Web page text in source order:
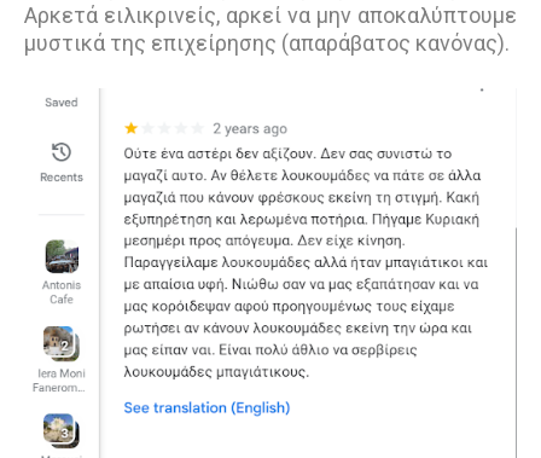
Αρκετά ειλικρινείς, αρκεί να μην αποκαλύπτουμε
μυστικά της επιχείρησης (απαράβατος κανόνας).